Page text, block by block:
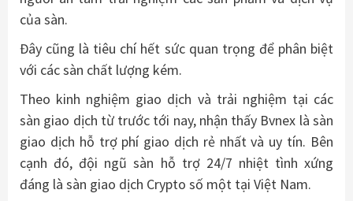
của sàn.
Đây cũng là tiêu chí hết sức quan trọng để phân biệt
với các sàn chất lượng kém.
Theo kinh nghiệm giao dịch và trải nghiệm tại các
sàn giao dịch từ trước tới nay, nhận thấy Bvnex là sàn
giao dịch hỗ trợ phí giao dịch rẻ nhất và uy tín. Bên
cạnh đó, đội ngũ sàn hỗ trợ 24/7 nhiệt tình xứng
đáng là sàn giao dịch Crypto số một tại Việt Nam.